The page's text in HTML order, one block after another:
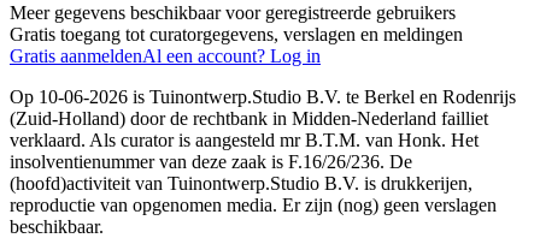
Meer gegevens beschikbaar voor geregistreerde gebruikers
Gratis toegang tot curatorgegevens, verslagen en meldingen
Gratis aanmeldenAl een account? Log in
Op 10-06-2026 is Tuinontwerp.Studio B.V. te Berkel en Rodenrijs
(Zuid-Holland) door de rechtbank in Midden-Nederland failliet
verklaard. Als curator is aangesteld mr B.T.M. van Honk. Het
insolventienummer van deze zaak is F.16/26/236. De
(hoofd)activiteit van Tuinontwerp.Studio B.V. is drukkerijen,
reproductie van opgenomen media. Er zijn (nog) geen verslagen
beschikbaar.